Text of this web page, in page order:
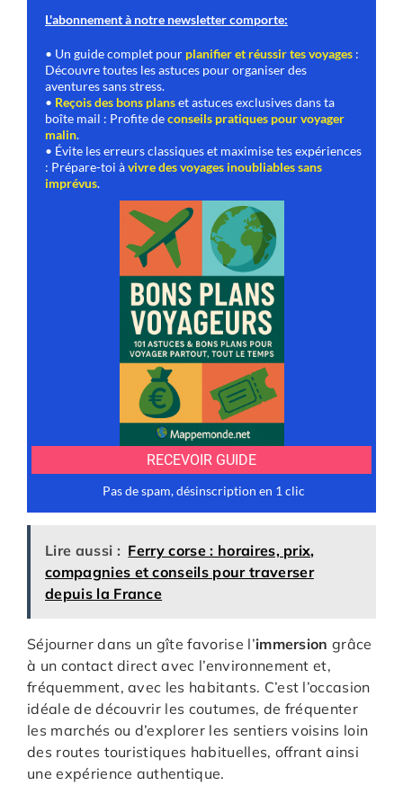
Lire aussi : Ferry corse : horaires, prix,
compagnies et conseils pour traverser
depuis la France
Séjourner dans un gîte favorise l’immersion grâce
à un contact direct avec l’environnement et,
fréquemment, avec les habitants. C’est l’occasion
idéale de découvrir les coutumes, de fréquenter
les marchés ou d’explorer les sentiers voisins loin
des routes touristiques habituelles, offrant ainsi
une expérience authentique.